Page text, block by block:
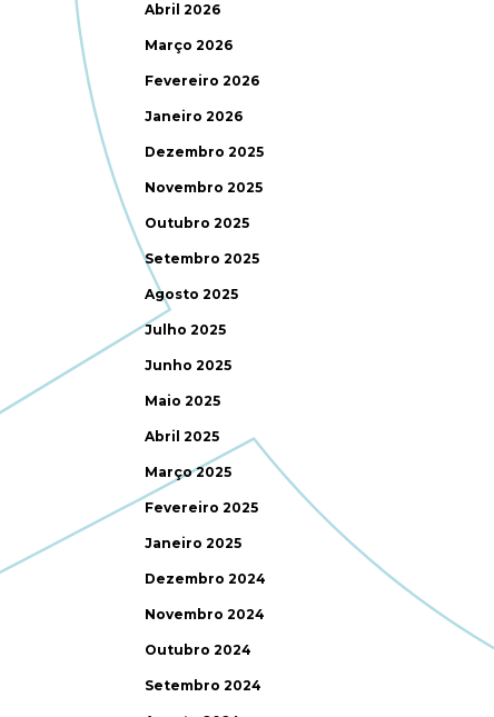
Abril 2026
Março 2026
Fevereiro 2026
Janeiro 2026
Dezembro 2025
Novembro 2025
Outubro 2025
Setembro 2025
Agosto 2025
Julho 2025
Junho 2025
Maio 2025
Abril 2025
Março 2025
Fevereiro 2025
Janeiro 2025
Dezembro 2024
Novembro 2024
Outubro 2024
Setembro 2024